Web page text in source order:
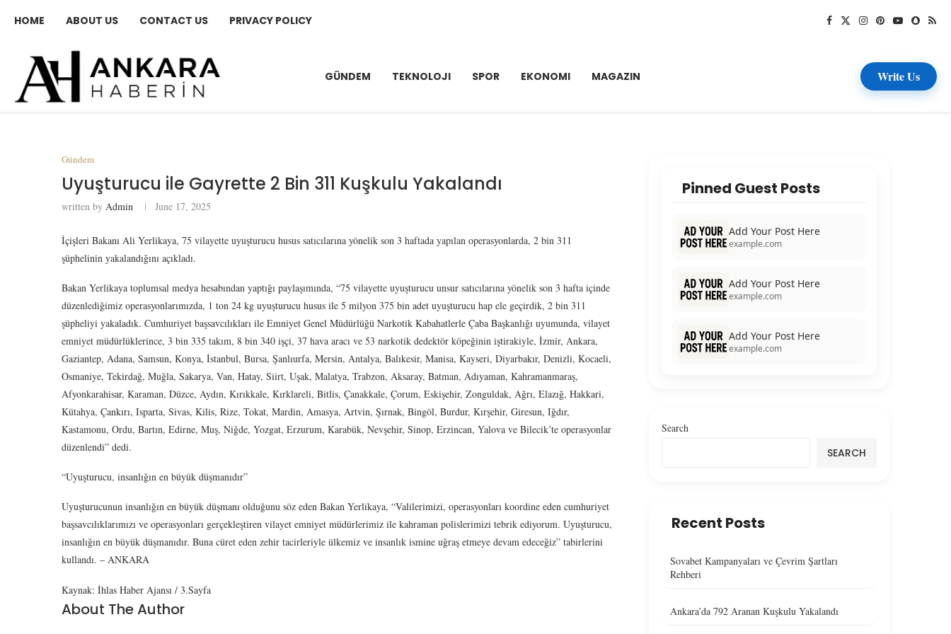
HOME ABOUT US CONTACT US PRIVACY POLICY
GÜNDEM TEKNOLOJI SPOR EKONOMI MAGAZIN Write Us
Gündem
Uyuşturucu ile Gayrette 2 Bin 311 Kuşkulu Yakalandı
written by Admin June 17, 2025
İçişleri Bakanı Ali Yerlikaya, 75 vilayette uyuşturucu husus satıcılarına yönelik son 3 haftada yapılan operasyonlarda, 2 bin 311
şüphelinin yakalandığını açıkladı.
Bakan Yerlikaya toplumsal medya hesabından yaptığı paylaşımında, “75 vilayette uyuşturucu unsur satıcılarına yönelik son 3 hafta içinde
düzenlediğimiz operasyonlarımızda, 1 ton 24 kg uyuşturucu husus ile 5 milyon 375 bin adet uyuşturucu hap ele geçirdik, 2 bin 311
şüpheliyi yakaladık. Cumhuriyet başsavcılıkları ile Emniyet Genel Müdürlüğü Narkotik Kabahatlerle Çaba Başkanlığı uyumunda, vilayet
emniyet müdürlüklerince, 3 bin 335 takım, 8 bin 340 işçi, 37 hava aracı ve 53 narkotik dedektör köpeğinin iştirakiyle, İzmir, Ankara,
Gaziantep, Adana, Samsun, Konya, İstanbul, Bursa, Şanlıurfa, Mersin, Antalya, Balıkesir, Manisa, Kayseri, Diyarbakır, Denizli, Kocaeli,
Osmaniye, Tekirdağ, Muğla, Sakarya, Van, Hatay, Siirt, Uşak, Malatya, Trabzon, Aksaray, Batman, Adıyaman, Kahramanmaraş,
Afyonkarahisar, Karaman, Düzce, Aydın, Kırıkkale, Kırklareli, Bitlis, Çanakkale, Çorum, Eskişehir, Zonguldak, Ağrı, Elazığ, Hakkari,
Kütahya, Çankırı, Isparta, Sivas, Kilis, Rize, Tokat, Mardin, Amasya, Artvin, Şırnak, Bingöl, Burdur, Kırşehir, Giresun, Iğdır,
Kastamonu, Ordu, Bartın, Edirne, Muş, Niğde, Yozgat, Erzurum, Karabük, Nevşehir, Sinop, Erzincan, Yalova ve Bilecik’te operasyonlar
düzenlendi” dedi.
“Uyuşturucu, insanlığın en büyük düşmanıdır”
Uyuşturucunun insanlığın en büyük düşmanı olduğunu söz eden Bakan Yerlikaya, “Valilerimizi, operasyonları koordine eden cumhuriyet
başsavcılıklarımızı ve operasyonları gerçekleştiren vilayet emniyet müdürlerimiz ile kahraman polislerimizi tebrik ediyorum. Uyuşturucu,
insanlığın en büyük düşmanıdır. Buna cüret eden zehir tacirleriyle ülkemiz ve insanlık ismine uğraş etmeye devam edeceğiz” tabirlerini
kullandı. – ANKARA
Kaynak: İhlas Haber Ajansı / 3.Sayfa
About The Author
Pinned Guest Posts
Add Your Post Here
example.com
Add Your Post Here
example.com
Add Your Post Here
example.com
Search
SEARCH
Recent Posts
Sovabet Kampanyaları ve Çevrim Şartları
Rehberi
Ankara’da 792 Aranan Kuşkulu Yakalandı